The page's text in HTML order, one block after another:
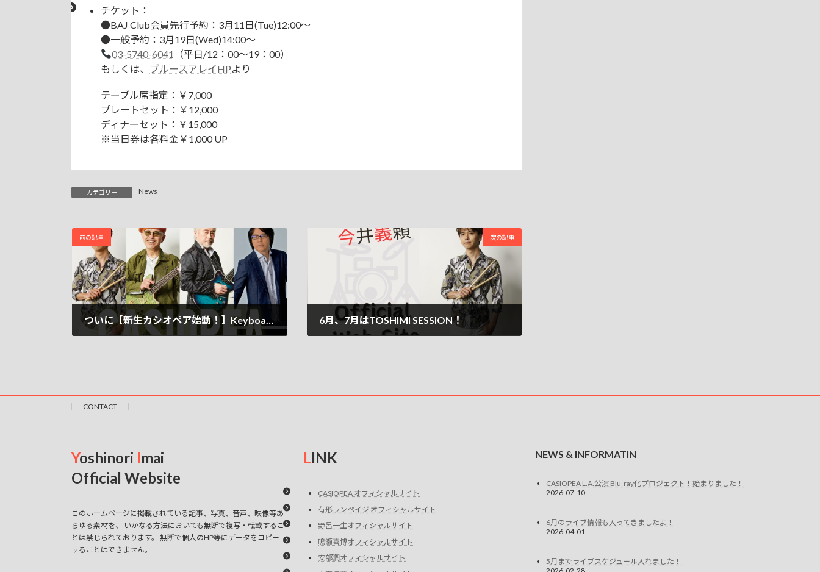
チケット：
●BAJ Club会員先行予約：3月11日(Tue)12:00～
●一般予約：3月19日(Wed)14:00～
03-5740-6041
（平日/12：00～19：00）
もしくは、
ブルースアレイHPより
テーブル席指定：￥7,000
プレートセット：￥12,000
ディナーセット：￥15,000
※当日券は各料金￥1,000 UP
カテゴリー News
前の記事
ついに【新生カシオペア始動！】Keyboadに安部潤さん加入
次の記事
6月、7月はTOSHIMI SESSION！
CONTACT
Yoshinori Imai
Official Website
このホームページに掲載されている記事、写真、音声、映像等あ
らゆる素材を、 いかなる方法においても無断で複写・転載するこ
とは禁じられております。 無断で個人のHP等にデータをコピー
することはできません。
LINK
CASIOPEA オフィシャルサイト
有形ランペイジ オフィシャルサイト
野呂一生オフィシャルサイト
鳴瀬喜博オフィシャルサイト
安部潤オフィシャルサイト
NEWS & INFORMATIN
CASIOPEA L.A.公演 Blu-ray化プロジェクト！始まりました！
2026-07-10
6月のライブ情報も入ってきましたよ！
2026-04-01
5月までライブスケジュール入れました！